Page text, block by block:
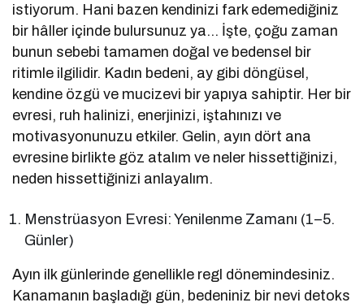
istiyorum. Hani bazen kendinizi fark edemediğiniz
bir hâller içinde bulursunuz ya… İşte, çoğu zaman
bunun sebebi tamamen doğal ve bedensel bir
ritimle ilgilidir. Kadın bedeni, ay gibi döngüsel,
kendine özgü ve mucizevi bir yapıya sahiptir. Her bir
evresi, ruh halinizi, enerjinizi, iştahınızı ve
motivasyonunuzu etkiler. Gelin, ayın dört ana
evresine birlikte göz atalım ve neler hissettiğinizi,
neden hissettiğinizi anlayalım.
Menstrüasyon Evresi: Yenilenme Zamanı (1–5.
Günler)
Ayın ilk günlerinde genellikle regl dönemindesiniz.
Kanamanın başladığı gün, bedeniniz bir nevi detoks